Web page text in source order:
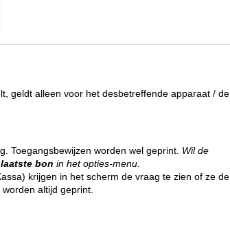
geldt alleen voor het desbetreffende apparaat / de
Toegangsbewijzen worden wel geprint. Wil de
bon in het opties-menu.
krijgen in het scherm de vraag te zien of ze de
altijd geprint.